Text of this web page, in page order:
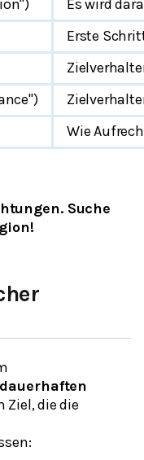
Es wird
Erste
Wie
Suche
dauerhaften
Ziel, die die